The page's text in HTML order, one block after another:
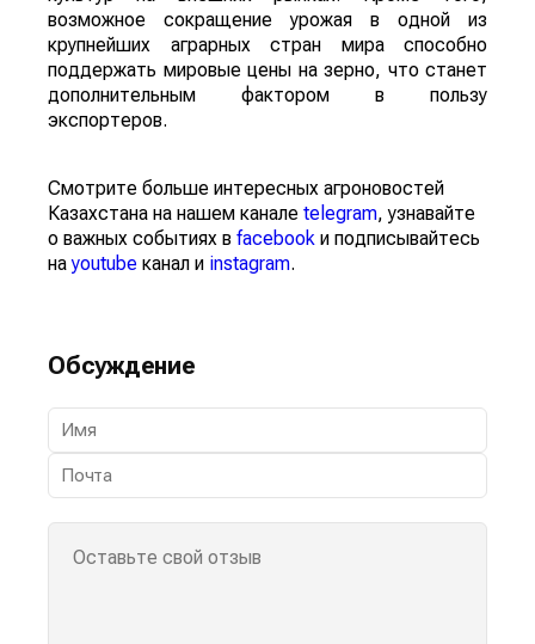
возможное сокращение урожая в одной из
крупнейших аграрных стран мира способно
поддержать мировые цены на зерно, что станет
дополнительным фактором в пользу
экспортеров.
Смотрите больше интересных агроновостей
Казахстана на нашем канале telegram, узнавайте
о важных событиях в facebook и подписывайтесь
наyoutube канал и instagram.
Обсуждение